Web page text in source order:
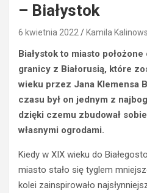
– Białystok
6 kwietnia 2022 Kamila
Białystok to miasto
granicy z Białorusią, które
wieku przez Jana Klemensa
czasu był on jednym z
dzięki czemu zbudował
własnymi ogrodami.
Kiedy w XIX wieku do
miasto stało się tyglem
kolei zainspirowało